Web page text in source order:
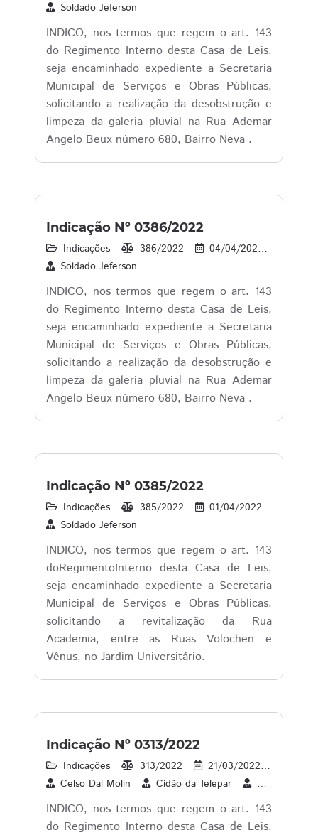
Soldado Jeferson
INDICO, nos termos que regem o art. 143
do Regimento Interno desta Casa de Leis,
seja encaminhado expediente a Secretaria
Municipal de Serviços e Obras Públicas,
solicitando a realização da desobstrução e
limpeza da galeria pluvial na Rua Ademar
Angelo Beux número 680, Bairro Neva .
Indicação Nº 0386/2022
Indicações 386/2022 04/04/2022
Soldado Jeferson
INDICO, nos termos que regem o art. 143
do Regimento Interno desta Casa de Leis,
seja encaminhado expediente a Secretaria
Municipal de Serviços e Obras Públicas,
solicitando a realização da desobstrução e
limpeza da galeria pluvial na Rua Ademar
Angelo Beux número 680, Bairro Neva .
Indicação Nº 0385/2022
Indicações 385/2022 01/04/2022
Soldado Jeferson
INDICO, nos termos que regem o art. 143
doRegimentoInterno desta Casa de Leis,
seja encaminhado expediente a Secretaria
Municipal de Serviços e Obras Públicas,
solicitando a revitalização da Rua
Academia, entre as Ruas Volochen e
Vênus, no Jardim Universitário.
Indicação Nº 0313/2022
Indicações 313/2022 21/03/2022
Celso Dal Molin
Cidão da Telepar Cleverson
INDICO, nos termos que regem o art. 143
do Regimento Interno desta Casa de Leis,